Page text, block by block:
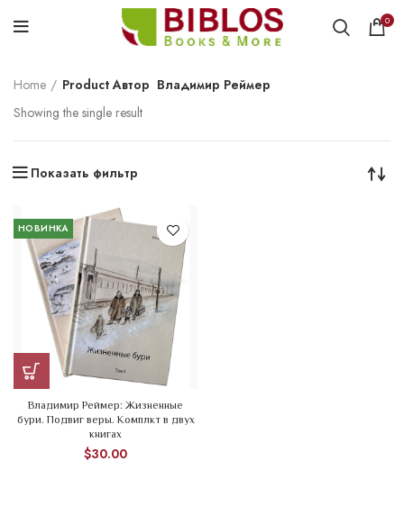
0
Home Product Автор Владимир Реймер
Showing the single result
Показать фильтр
НОВИНКА
Владимир Реймер: Жизненные
бури. Подвиг веры. Комплкт в двух
книгах
$30.00